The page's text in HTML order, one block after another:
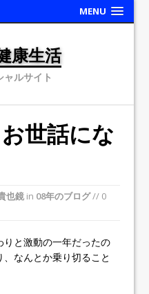
MENU
康生活
ルサイト
世話にな
也鏡 in 08年のブログ// 0
と激動の一年だったの
なんとか乗り切ること